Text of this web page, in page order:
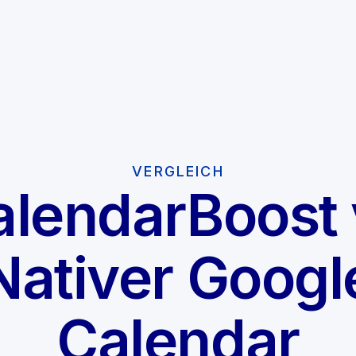
VERGLEICH
Calendar